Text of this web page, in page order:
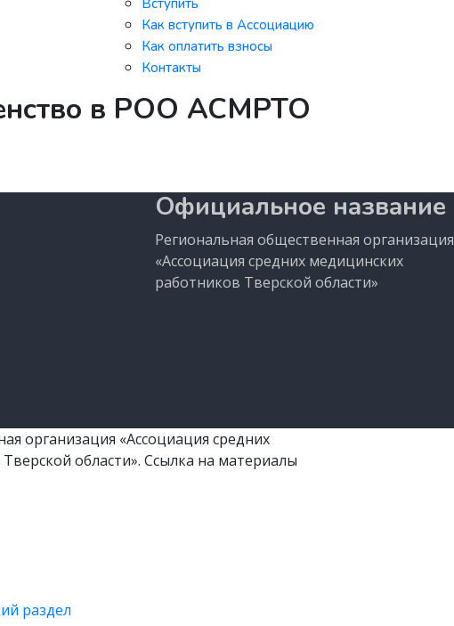
Вступить
Как вступить в Ассоциацию
Как оплатить взносы
Контакты
в РОО АСМРТО
Официальное название
Региональная общественная организация
«Ассоциация средних медицинских
работников Тверской области»
организация «Ассоциация средних
области». Ссылка на материалы
раздел